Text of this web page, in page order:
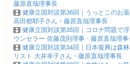
藤原直哉理事長
健康立国対談第36回｜うっとこのお
高田都耶子さん・藤原直哉理事長
健康立国対談第35回｜コロナ問題で
ウンセラー 佐藤茂則理事・藤原直哉理
健康立国対談第34回｜日本復興は森
リスト 大井幸子さん・藤原直哉理事長